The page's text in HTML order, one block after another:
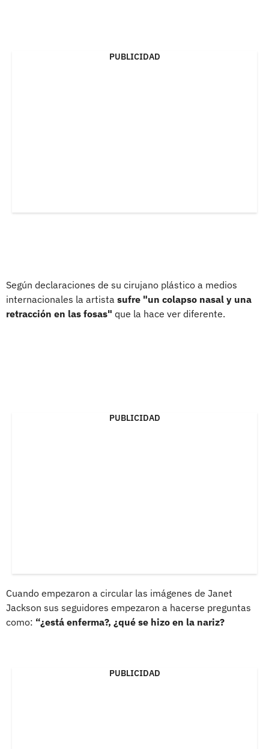
PUBLICIDAD
Según declaraciones de su cirujano plástico a medios
internacionales la artista sufre "un colapso nasal y una
retracción en las fosas" que la hace ver diferente.
PUBLICIDAD
Cuando empezaron a circular las imágenes de Janet
Jackson sus seguidores empezaron a hacerse preguntas
como: “¿está enferma?, ¿qué se hizo en la nariz?
PUBLICIDAD